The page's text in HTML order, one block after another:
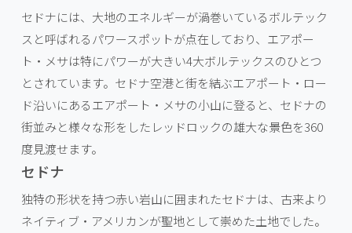
セドナには、大地のエネルギーが渦巻いているボルテック
スと呼ばれるパワースポットが点在しており、エアポー
ト・メサは特にパワーが大きい4大ボルテックスのひとつ
とされています。セドナ空港と街を結ぶエアポート・ロー
ド沿いにあるエアポート・メサの小山に登ると、セドナの
街並みと様々な形をしたレッドロックの雄大な景色を360
度見渡せます。
セドナ
独特の形状を持つ赤い岩山に囲まれたセドナは、古来より
ネイティブ・アメリカンが聖地として崇めた土地でした。